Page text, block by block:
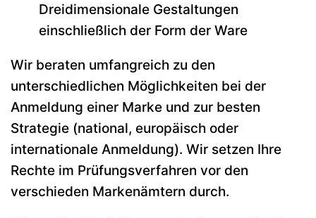
Dreidimensionale Gestaltungen
einschließlich der Form der Ware
Wir beraten umfangreich zu den
unterschiedlichen Möglichkeiten bei der
Anmeldung einer Marke und zur besten
Strategie (national, europäisch oder
internationale Anmeldung). Wir setzen Ihre
Rechte im Prüfungsverfahren vor den
verschieden Markenämtern durch.